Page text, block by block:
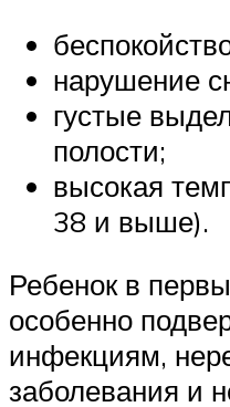
нарушение
густые
полости;
высокая
38 и выше).
Ребенок в
особенно
инфекциям,
заболевания и